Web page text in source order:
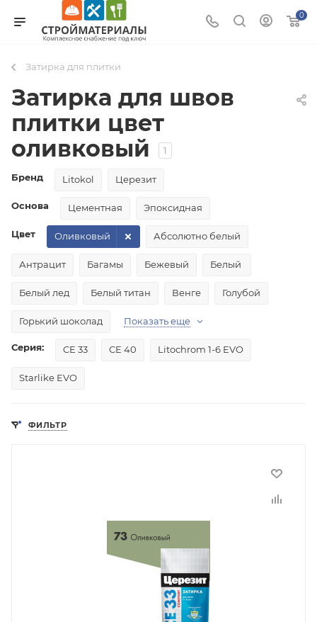
0
Затирка для плитки
Затирка для швов
плитки цвет
оливковый
1
Бренд Litokol Церезит
Основа Цементная Эпоксидная
Цвет Абсолютно белый
Антрацит Багамы Бежевый Белый
Белый лед Белый титан Венге Голубой
Горький шоколад
Оливковый
Показать еще
Серия: CE 33 CE 40 Litochrom 1-6 EVO
Starlike EVO
ФИЛЬТР